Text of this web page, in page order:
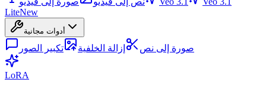
LiteNew
أدوات مجانية
صورة إلى نص إزالة الخلفية تكبير الصور
LoRA